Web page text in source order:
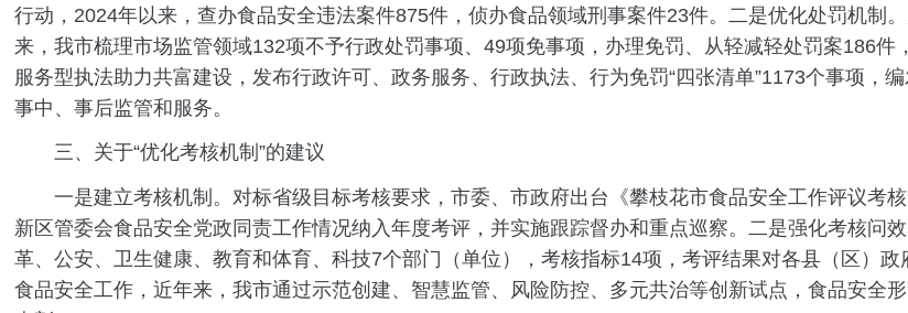
行动，2024年以来，查办食品安全违法案件875件，侦办食品领域刑事案件23件。二是优化处罚机制
来，我市梳理市场监管领域132项不予行政处罚事项、49项免事项，办理免罚、从轻减轻处罚案186
服务型执法助力共富建设，发布行政许可、政务服务、行政执法、行为免罚“四张清单”1173个事项，
事中、事后监管和服务。
三、关于“优化考核机制”的建议
一是建立考核机制。对标省级目标考核要求，市委、市政府出台《攀枝花市食品安全工作评议考
新区管委会食品安全党政同责工作情况纳入年度考评，并实施跟踪督办和重点巡察。二是强化考核问
革、公安、卫生健康、教育和体育、科技7个部门（单位），考核指标14项，考评结果对各县（区）
食品安全工作，近年来，我市通过示范创建、智慧监管、风险防控、多元共治等创新试点，食品安全